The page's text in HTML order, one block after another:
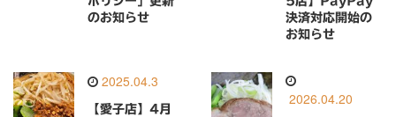
のお知らせ
決済対応開始の
お知らせ
2025.04.3
【愛子店】4月
2026.04.20